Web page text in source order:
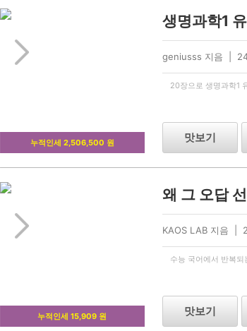
누적인세 2,506,500 원
geniusss 지음 |
20장으로 생명과학1
맛보기
누적인세 15,909 원
왜 그 오답
KAOS LAB 지음 |
수능 국어에서 반복
맛보기